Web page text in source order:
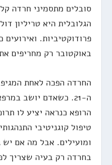
סובלים מתסמיני חרדה
הגלובלית היא טריליון
באוקטובר רק מחריפים
החרדה הפכה לאחת
ה-21. כשאדם יושב
הרופא כנראה יציע לו
טיפול קוגניטיבי
ומועילים. אבל מה אם
בחרדה רק בעיה שצריך